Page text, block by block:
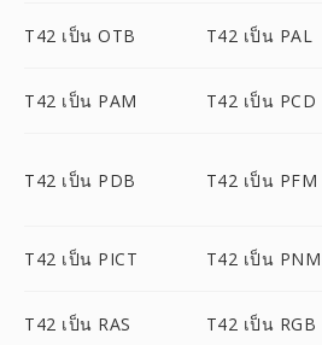
T42 เป็น OTB T42 เป็น PAL
T42 เป็น PAM T42 เป็น PCD
T42 เป็น PDB T42 เป็น PFM
T42 เป็น PICT T42 เป็น PNM
T42 เป็น RAS T42 เป็น RGB